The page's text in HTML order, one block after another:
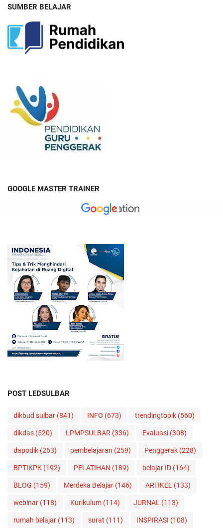
SUMBER BELAJAR
GOOGLE MASTER TRAINER
POST LEDSULBAR
dikbud sulbar (841) INFO (673) trendingtopik (560)
dikdas (520) LPMPSULBAR (336) Evaluasi (308)
dapodik (263) pembelajaran (259) Penggerak (228)
BPTIKPK (192) PELATIHAN (189) belajar ID (164)
BLOG (159) Merdeka Belajar (146) ARTIKEL (133)
webinar (118) Kurikulum (114) JURNAL (113)
rumah belajar (113) surat (111) INSPIRASI (108)